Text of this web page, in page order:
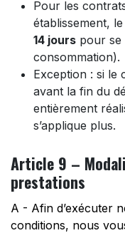
Pour les
établissement,
14 jours pour se
consommation).
Exception : si le
avant la fin du
entièrement
s’applique plus.
Article 9 –
prestations
A - Afin d’exécuter
conditions, nous